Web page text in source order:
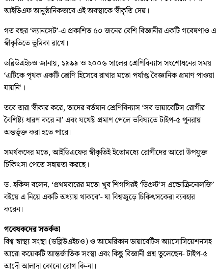
আইডিএফ আনুষ্ঠানিকভাবে এই অবস্থাকে স্বীকৃতি দেয়।
গত বছর ‘ল্যানসেট’-এ প্রকাশিত ৫০ জনের বেশি বিজ্ঞানীর একটি গবেষণাও এ
স্বীকৃতিতে ভূমিকা রাখে।
ডব্লিউএইচও জানায়, ১৯৯৯ ও ২০০৬ সালের শ্রেণিবিন্যাস সংশোধনের সময়
‘এটিকে পৃথক একটি শ্রেণি হিসেবে রাখার মতো পর্যাপ্ত বৈজ্ঞানিক প্রমাণ পাওয়া
যায়নি’।
তবে তারা স্বীকার করে, তাদের বর্তমান শ্রেণিবিন্যাস ‘সব ডায়াবেটিস রোগীর
বৈশিষ্ট্য ধারণ করে না’ এবং যথেষ্ট প্রমাণ পেলে ভবিষ্যতে টাইপ-৫ পুনরায়
অন্তর্ভুক্ত করা হতে পারে।
সমর্থকদের মতে, আইডিএফের স্বীকৃতিই ইতোমধ্যে রোগীদের আরো উপযুক্ত
চিকিৎসা পেতে সহায়তা করছে।
ড. হকিন্স বলেন, ‘প্রথমবারের মতো খুব শিগগিরই ‘ডিগ্রুট’স এন্ডোক্রিনোলজি’
বইয়ে এ নিয়ে একটি অধ্যায় থাকবে’- যা বিশ্বজুড়ে চিকিৎসকেরা ব্যবহার
করেন।
গবেষকদের সতর্কতা
বিশ্ব স্বাস্থ্য সংস্থা (ডব্লিউএইচও) ও আমেরিকান ডায়াবেটিস অ্যাসোসিয়েশনসহ
আরো কয়েকটি আন্তর্জাতিক সংস্থা এবং কিছু বিজ্ঞানী প্রশ্ন তুলেছেন- টাইপ-৫
আদৌ আলাদা কোনো রোগ কি-না।